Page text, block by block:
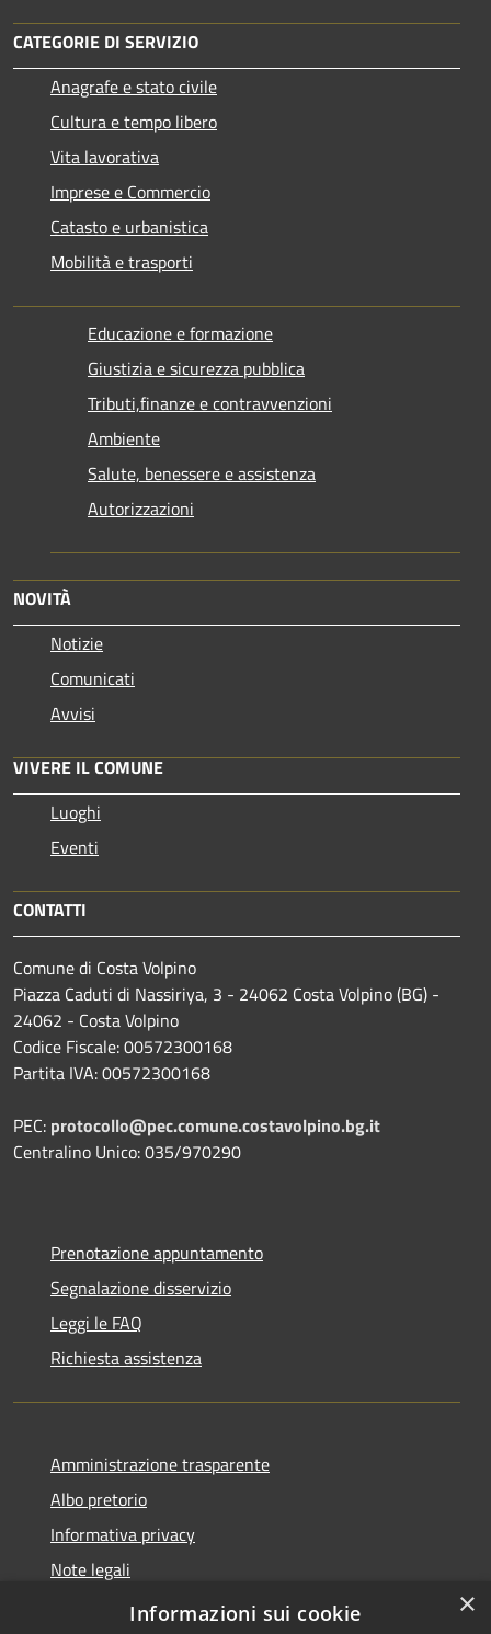
CATEGORIE DI SERVIZIO
Anagrafe e stato civile
Cultura e tempo libero
Vita lavorativa
Imprese e Commercio
Catasto e urbanistica
Mobilità e trasporti
Educazione e formazione
Giustizia e sicurezza pubblica
Tributi,finanze e contravvenzioni
Ambiente
Salute, benessere e assistenza
Autorizzazioni
NOVITÀ
Notizie
Comunicati
Avvisi
VIVERE IL COMUNE
Luoghi
Eventi
CONTATTI
Comune di Costa Volpino
Piazza Caduti di Nassiriya, 3 - 24062 Costa Volpino (BG) -
24062 - Costa Volpino
Codice Fiscale: 00572300168
Partita IVA: 00572300168
PEC: protocollo@pec.comune.costavolpino.bg.it
Centralino Unico: 035/970290
Prenotazione appuntamento
Segnalazione disservizio
Leggi le FAQ
Richiesta assistenza
Amministrazione trasparente
Albo pretorio
Informativa privacy
Note legali
Dichiarazione di accessibilità
×
Informazioni sui cookie